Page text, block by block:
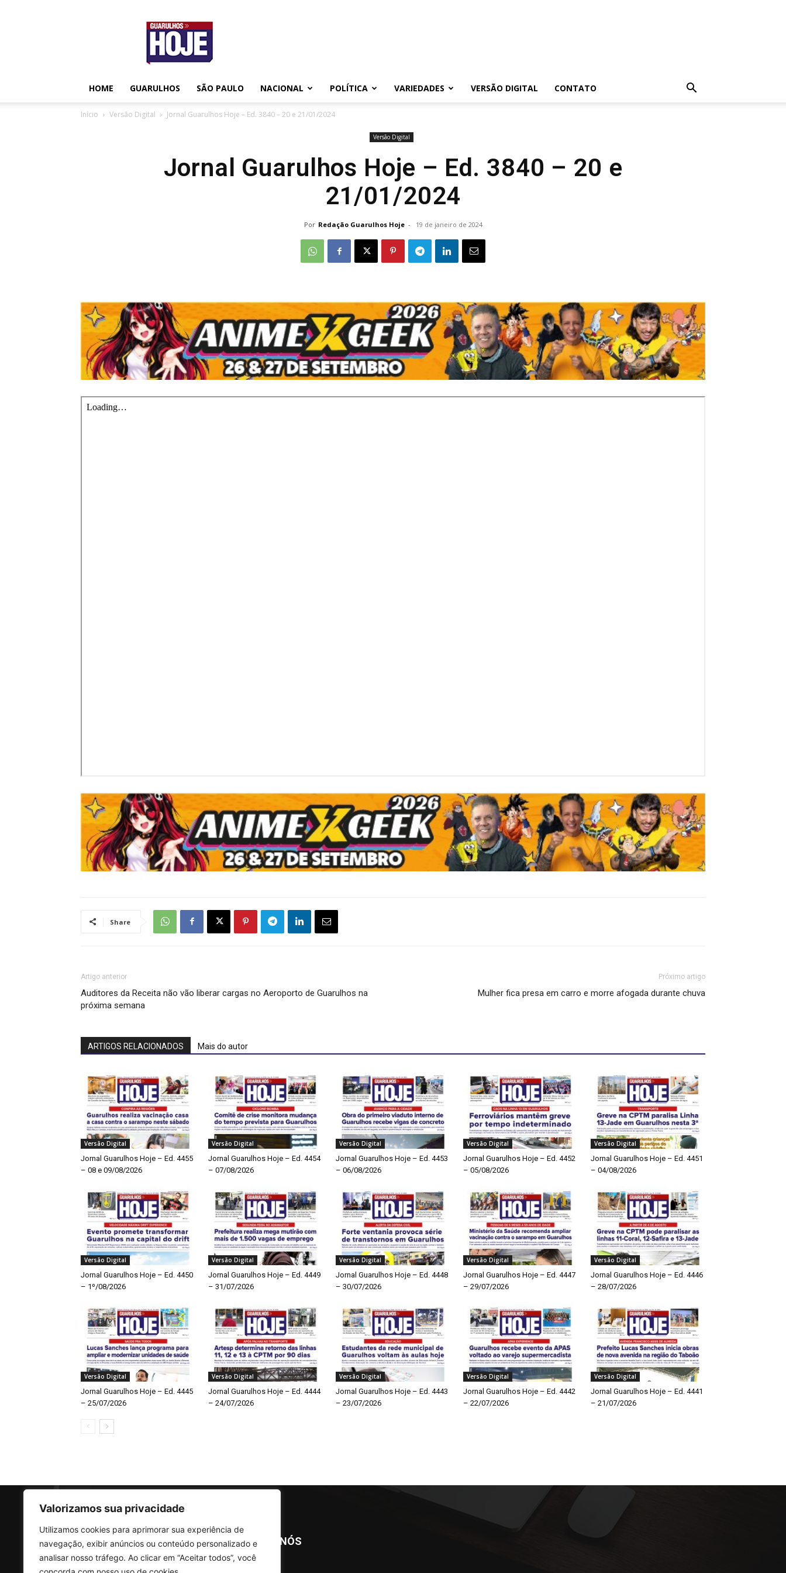
Valorizamos sua privacidade
Utilizamos cookies para aprimorar sua experiência de
navegação, exibir anúncios ou conteúdo personalizado e
analisar nosso tráfego. Ao clicar em “Aceitar todos”, você
Guarulhos
Hoje
HOME GUARULHOS SÃO PAULO NACIONAL POLÍTICA VARIEDADES VERSÃO DIGITAL CONTATO
Início Versão Digital Jornal Guarulhos Hoje – Ed. 3840 – 20 e 21/01/2024
Versão Digital
Jornal Guarulhos Hoje – Ed. 3840 – 20 e
21/01/2024
Por Redação Guarulhos Hoje - 19 de janeiro de 2024
Share
Artigo anterior
Auditores da Receita não vão liberar cargas no Aeroporto de Guarulhos na
próxima semana
Próximo artigo
Mulher fica presa em carro e morre afogada durante chuva
ARTIGOS RELACIONADOS Mais do autor
Versão Digital
Jornal Guarulhos Hoje – Ed. 4455
– 08 e 09/08/2026
Versão Digital
Jornal Guarulhos Hoje – Ed. 4454
– 07/08/2026
Versão Digital
Jornal Guarulhos Hoje – Ed. 4453
– 06/08/2026
Versão Digital
Jornal Guarulhos Hoje – Ed. 4452
– 05/08/2026
Versão Digital
Jornal Guarulhos Hoje – Ed. 4451
– 04/08/2026
Versão Digital
Jornal Guarulhos Hoje – Ed. 4450
– 1º/08/2026
Versão Digital
Jornal Guarulhos Hoje – Ed. 4449
– 31/07/2026
Versão Digital
Jornal Guarulhos Hoje – Ed. 4448
– 30/07/2026
Versão Digital
Jornal Guarulhos Hoje – Ed. 4447
– 29/07/2026
Versão Digital
Jornal Guarulhos Hoje – Ed. 4446
– 28/07/2026
Versão Digital
Jornal Guarulhos Hoje – Ed. 4445
– 25/07/2026
Versão Digital
Jornal Guarulhos Hoje – Ed. 4444
– 24/07/2026
Versão Digital
Jornal Guarulhos Hoje – Ed. 4443
– 23/07/2026
Versão Digital
Jornal Guarulhos Hoje – Ed. 4442
– 22/07/2026
Versão Digital
Jornal Guarulhos Hoje – Ed. 4441
– 21/07/2026
SOBRE NÓS